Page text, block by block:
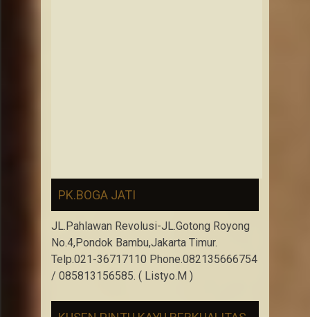
PK.BOGA JATI
JL.Pahlawan Revolusi-JL.Gotong Royong
No.4,Pondok Bambu,Jakarta Timur.
Telp.021-36717110 Phone.082135666754
/ 085813156585. ( Listyo.M )